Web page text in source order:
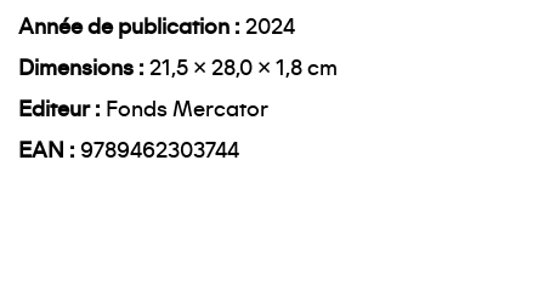
Année de publication
2024
Dimensions
21,5 × 28,0 × 1,8 cm
Editeur
Fonds Mercator
EAN
9789462303744